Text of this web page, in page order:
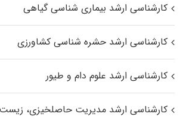
کارشناسی ارشد بیماری‌ شناسی گیاهی
کارشناسی ارشد حشره‌ شناسی کشاورزی
کارشناسی ارشد علوم دام و طیور
کارشناسی ارشد مدیریت حاصلخیزی، زیست